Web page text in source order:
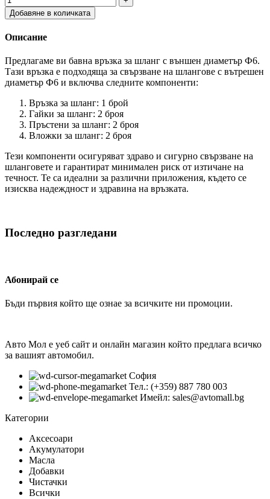
Добавяне в количката
Описание
Предлагаме ви бавна връзка за шланг с външен диаметър Ф6.
Тази връзка е подходяща за свързване на шлангове с вътрешен
диаметър Ф6 и включва следните компоненти:
Връзка за шланг: 1 брой
Гайки за шланг: 2 броя
Пръстени за шланг: 2 броя
Вложки за шланг: 2 броя
Тези компоненти осигуряват здраво и сигурно свързване на
шланговете и гарантират минимален риск от изтичане на
течност. Те са идеални за различни приложения, където се
изисква надеждност и здравина на връзката.
Последно разгледани
Абонирай се
Бъди първия който ще ознае за всичките ни промоции.
Авто Мол е уеб сайт и онлайн магазин който предлага всичко
за вашият автомобил.
София
Тел.: (+359) 887 780 003
Имейл: sales@avtomall.bg
Категории
Аксесоари
Акумулатори
Масла
Добавки
Чистачки
Всички